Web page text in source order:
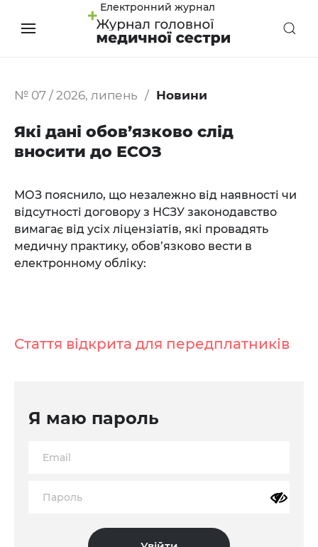
Електронний журнал
№ 07 / 2026, липень Новини
Які дані обов’язково слід
вносити до ЕСОЗ
МОЗ пояснило, що незалежно від наявності чи
відсутності договору з НСЗУ законодавство
вимагає від усіх ліцензіатів, які провадять
медичну практику, обов’язково вести в
електронному обліку:
Стаття відкрита для передплатників
Я маю пароль